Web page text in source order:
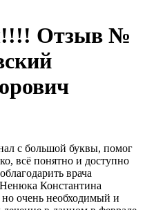
Отзыв №
с большой буквы, помог
всё понятно и доступно
врача
Константина
очень необходимый и